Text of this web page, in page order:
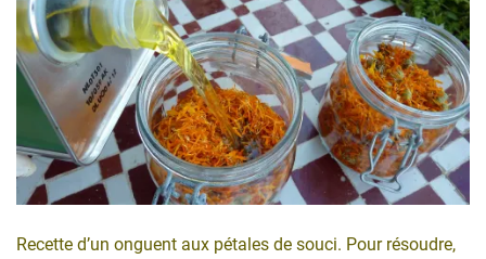
Recette d’un onguent aux pétales de souci. Pour résoudre,